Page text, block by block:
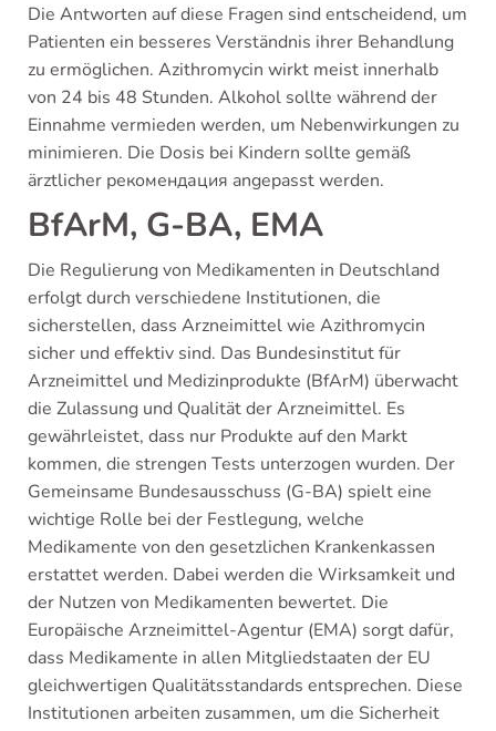
Die Antworten auf diese Fragen sind entscheidend, um
Patienten ein besseres Verständnis ihrer Behandlung
zu ermöglichen. Azithromycin wirkt meist innerhalb
von 24 bis 48 Stunden. Alkohol sollte während der
Einnahme vermieden werden, um Nebenwirkungen zu
minimieren. Die Dosis bei Kindern sollte gemäß
ärztlicher рекомендация angepasst werden.
BfArM, G-BA, EMA
Die Regulierung von Medikamenten in Deutschland
erfolgt durch verschiedene Institutionen, die
sicherstellen, dass Arzneimittel wie Azithromycin
sicher und effektiv sind. Das Bundesinstitut für
Arzneimittel und Medizinprodukte (BfArM) überwacht
die Zulassung und Qualität der Arzneimittel. Es
gewährleistet, dass nur Produkte auf den Markt
kommen, die strengen Tests unterzogen wurden. Der
Gemeinsame Bundesausschuss (G-BA) spielt eine
wichtige Rolle bei der Festlegung, welche
Medikamente von den gesetzlichen Krankenkassen
erstattet werden. Dabei werden die Wirksamkeit und
der Nutzen von Medikamenten bewertet. Die
Europäische Arzneimittel-Agentur (EMA) sorgt dafür,
dass Medikamente in allen Mitgliedstaaten der EU
gleichwertigen Qualitätsstandards entsprechen. Diese
Institutionen arbeiten zusammen, um die Sicherheit